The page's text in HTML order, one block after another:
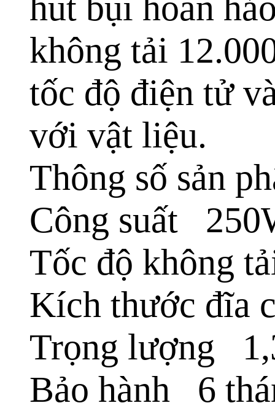
hút bụi hoàn
không tải
tốc độ điện tử
với vật liệu.
Thông số sản
Công suất
Tốc độ không
Kích thước đĩa
Trọng lượng
Bảo hành 6